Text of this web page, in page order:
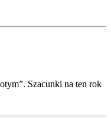
Szacunki na ten rok